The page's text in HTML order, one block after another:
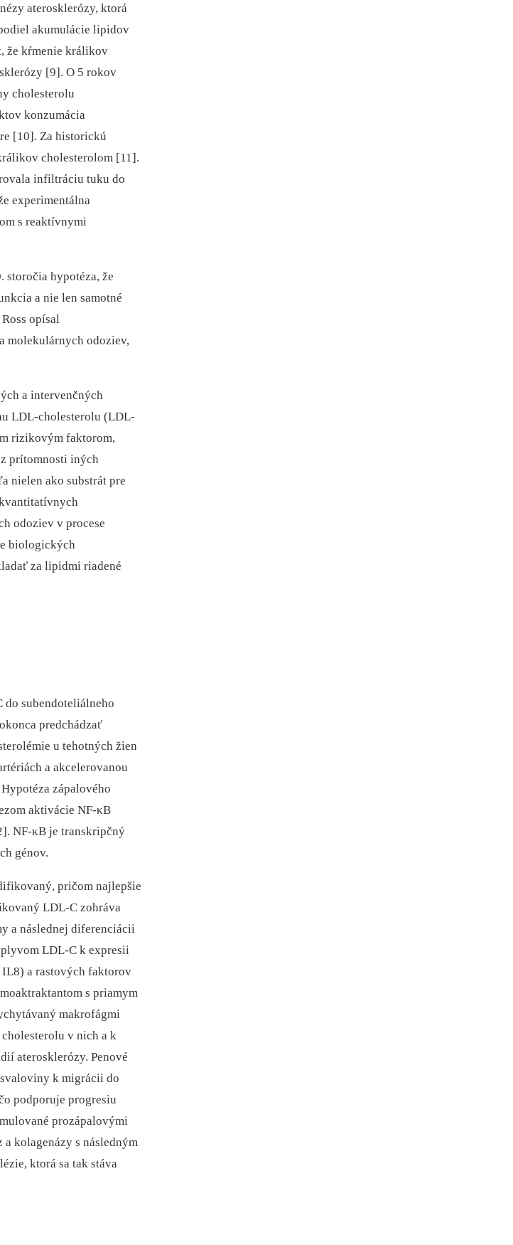
aterosklerózy, ktorá
akumulácie lipidov
že kŕmenie králikov
[9]. O 5 rokov
cholesterolu
konzumácia
[10]. Za historickú
cholesterolom [11].
infiltráciu tuku do
experimentálna
s reaktívnymi
storočia hypotéza, že
a nie len samotné
opísal
molekulárnych odoziev,
a intervenčných
LDL-cholesterolu (LDL-
rizikovým faktorom,
prítomnosti iných
nielen ako substrát pre
odoziev v procese
biologických
za lipidmi riadené
subendoteliálneho
predchádzať
u tehotných žien
a akcelerovanou
zápalového
aktivácie NF-κB
NF-κB je transkripčný
génov.
pričom najlepšie
LDL-C zohráva
a následnej diferenciácii
LDL-C k expresii
a rastových faktorov
s priamym
makrofágmi
v nich a k
aterosklerózy. Penové
k migrácii do
podporuje progresiu
prozápalovými
kolagenázy s následným
ktorá sa tak stáva